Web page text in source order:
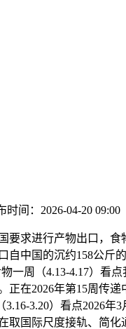
时间： 2026-04-20 09:00
进行产物出口，食
自中国的沉约158公
一周（4.13-4.17）看
正在2026年第15周传
3.16-3.20）看点2026
取国际尺度接轨、简